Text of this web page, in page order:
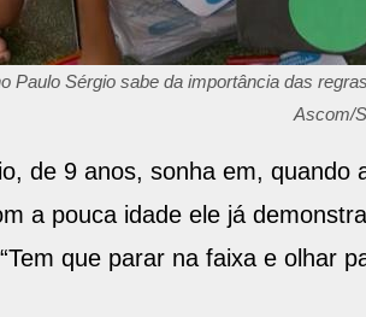
Paulo Sérgio sabe da importância das
Ascom/
de 9 anos, sonha em,
a pouca idade ele já
que parar na faixa e olhar